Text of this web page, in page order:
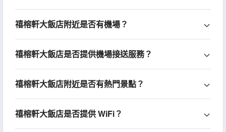
禧榕軒大飯店附近是否有機場？
禧榕軒大飯店是否提供機場接送服務？
禧榕軒大飯店附近是否有熱門景點？
禧榕軒大飯店是否提供 WiFi？